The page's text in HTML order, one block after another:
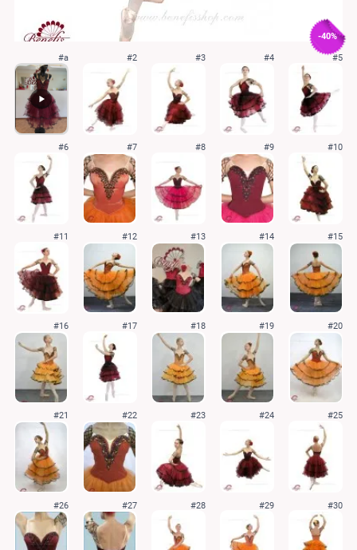
-40%
#a #2 #3 #4 #5
#6 #7 #8 #9 #10
#11 #12 #13 #14 #15
#16 #17 #18 #19 #20
#21 #22 #23 #24 #25
#26 #27 #28 #29 #30